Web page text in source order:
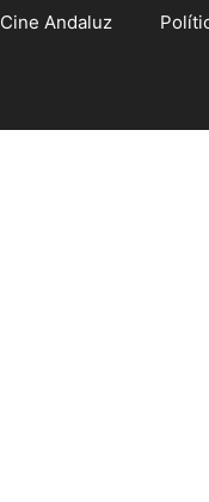
Cine Andaluz